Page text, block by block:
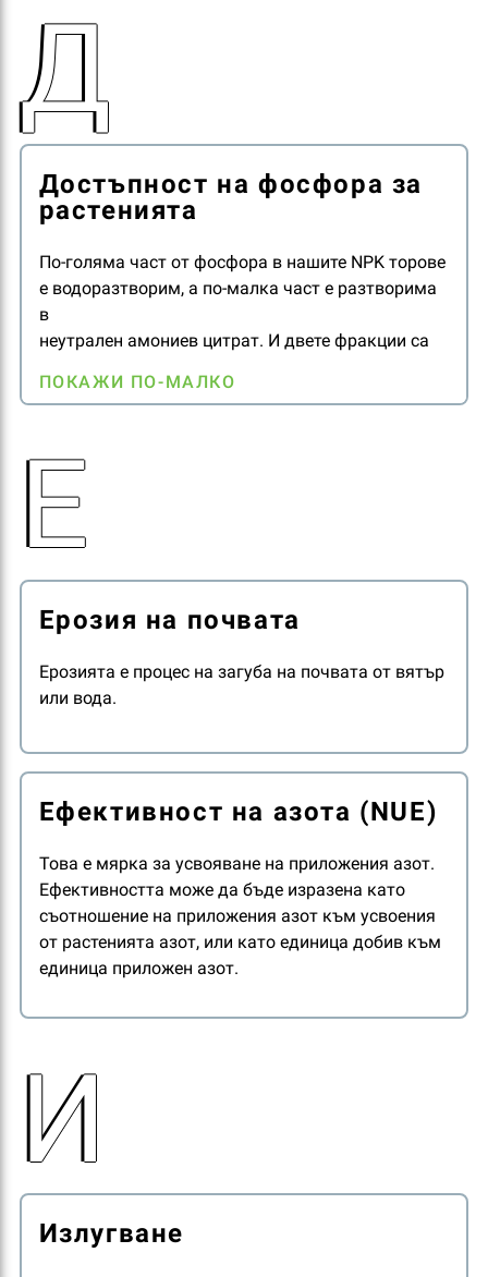
Д
Достъпност на фосфора за
растенията
По-голяма част от фосфора в нашите NPK торове
е водоразтворим, а по-малка част е разтворима
в
неутрален амониев цитрат. И двете фракции са
Водоразтворимият фосфор е веднага достъпен
кисела среда, като например в областта на
корените.
в почвата и е на разположение на растенията.
ПОКАЖИ ПО-МАЛКО
Е
Ерозия на почвата
Ерозията е процес на загуба на почвата от вятър
или вода.
Ефективност на азота (NUE)
Това е мярка за усвояване на приложения азот.
Ефективността може да бъде изразена като
съотношение на приложения азот към усвоения
от растенията азот, или като единица добив към
единица приложен азот.
И
Излугване